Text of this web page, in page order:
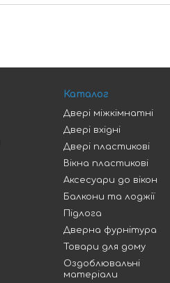
Каталог
Двері міжкімнатні
Двері вхідні
Двері пластикові
Вікна пластикові
Аксесуари до вікон
Балкони та лоджії
Підлога
Дверна фурнітура
Товари для дому
Оздоблювальні
матеріали